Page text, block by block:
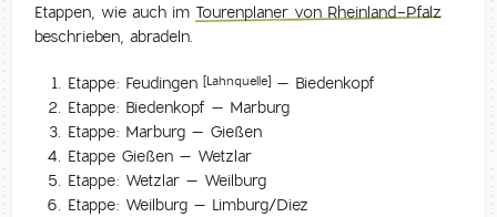
Etappen, wie auch im Tourenplaner von Rheinland-Pfalz
beschrieben, abradeln.
Etappe: Feudingen [Lahnquelle]
– Biedenkopf
Etappe: Biedenkopf – Marburg
Etappe: Marburg – Gießen
Etappe Gießen – Wetzlar
Etappe: Wetzlar – Weilburg
Etappe: Weilburg – Limburg/Diez